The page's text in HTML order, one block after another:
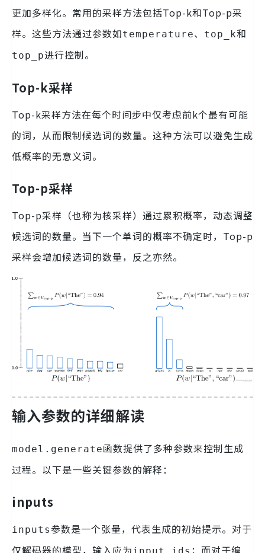
更加多样化。常用的采样方法包括Top-k和Top-p采
样。这些方法通过参数如temperature、 top_k和
top_p进行控制。
Top-k采样
Top-k采样方法在每个时间步中仅考虑前k个最有可能
的词，从而限制候选词的数量。这种方法可以避免生成
低概率的无意义词。
Top-p采样
Top-p采样（也称为核采样）通过累积概率，动态调整
候选词的数量。当下一个单词的概率不确定时，Top-p
采样会增加候选词的数量，反之亦然。
输入参数的详细解读
model.generate函数提供了多种参数来控制生成
过程。以下是一些关键参数的解释：
inputs
inputs参数是一个张量，代表生成的初始提示。对于
仅解码器的模型，输入应为
；而对于编